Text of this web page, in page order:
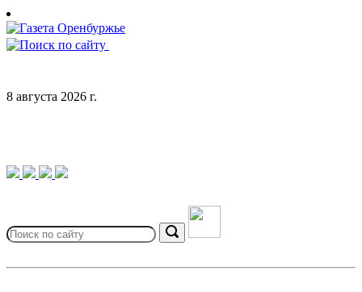
Skip
to
content
8 августа 2026 г.
for:
Search